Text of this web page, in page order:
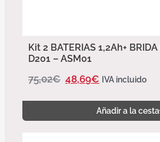
Kit 2 BATERIAS 1,2Ah+
D201 – ASM01
75,02€ 48,69€ IVA incluido
Añadir a la cesta